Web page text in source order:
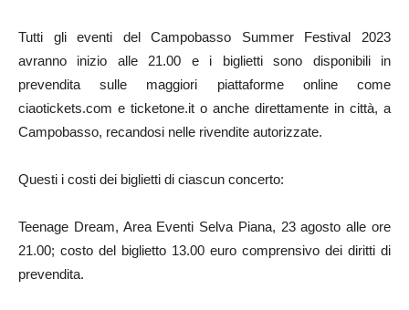
Tutti gli eventi del Campobasso Summer Festival 2023
avranno inizio alle 21.00 e i biglietti sono disponibili in
prevendita sulle maggiori piattaforme online come
ciaotickets.com e ticketone.it o anche direttamente in città, a
Campobasso, recandosi nelle rivendite autorizzate.
Questi i costi dei biglietti di ciascun concerto:
Teenage Dream, Area Eventi Selva Piana, 23 agosto alle ore
21.00; costo del biglietto 13.00 euro comprensivo dei diritti di
prevendita.